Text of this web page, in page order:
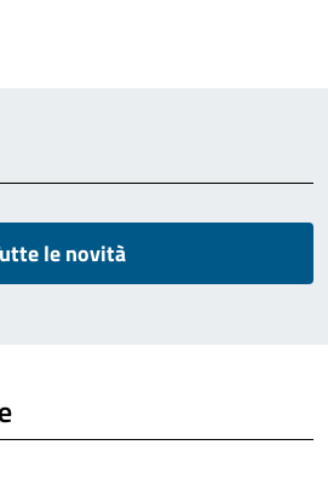
le novità